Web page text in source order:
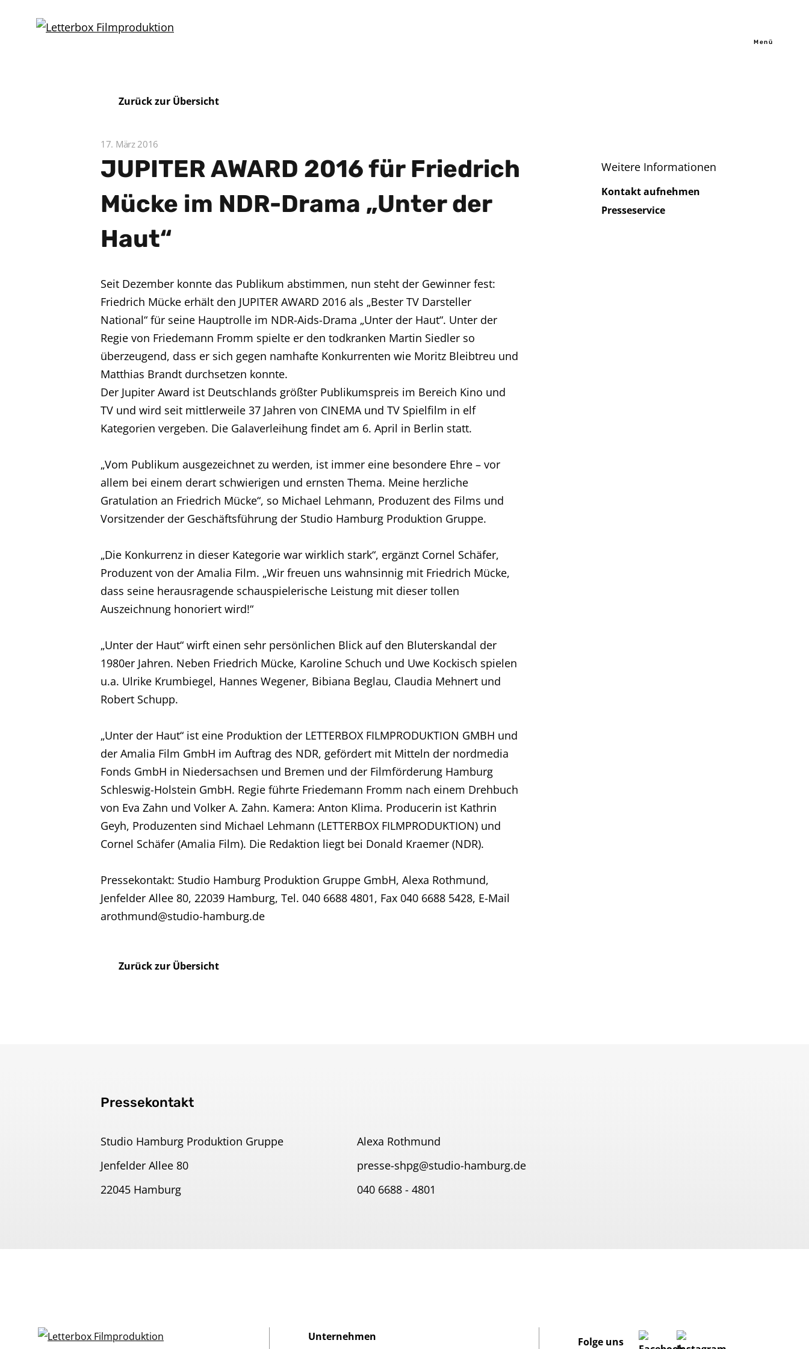
Menü
Zurück zur Übersicht
17. März 2016
JUPITER AWARD 2016 für Friedrich
Mücke im NDR-Drama „Unter der
Haut“
Seit Dezember konnte das Publikum abstimmen, nun steht der Gewinner fest:
Friedrich Mücke erhält den JUPITER AWARD 2016 als „Bester TV Darsteller
National“ für seine Hauptrolle im NDR-Aids-Drama „Unter der Haut“. Unter der
Regie von Friedemann Fromm spielte er den todkranken Martin Siedler so
überzeugend, dass er sich gegen namhafte Konkurrenten wie Moritz Bleibtreu und
Matthias Brandt durchsetzen konnte.
Der Jupiter Award ist Deutschlands größter Publikumspreis im Bereich Kino und
TV und wird seit mittlerweile 37 Jahren von CINEMA und TV Spielfilm in elf
Kategorien vergeben. Die Galaverleihung findet am 6. April in Berlin statt.
„Vom Publikum ausgezeichnet zu werden, ist immer eine besondere Ehre – vor
allem bei einem derart schwierigen und ernsten Thema. Meine herzliche
Gratulation an Friedrich Mücke“, so Michael Lehmann, Produzent des Films und
Vorsitzender der Geschäftsführung der Studio Hamburg Produktion Gruppe.
„Die Konkurrenz in dieser Kategorie war wirklich stark“, ergänzt Cornel Schäfer,
Produzent von der Amalia Film. „Wir freuen uns wahnsinnig mit Friedrich Mücke,
dass seine herausragende schauspielerische Leistung mit dieser tollen
Auszeichnung honoriert wird!“
„Unter der Haut“ wirft einen sehr persönlichen Blick auf den Bluterskandal der
1980er Jahren. Neben Friedrich Mücke, Karoline Schuch und Uwe Kockisch spielen
u.a. Ulrike Krumbiegel, Hannes Wegener, Bibiana Beglau, Claudia Mehnert und
Robert Schupp.
„Unter der Haut“ ist eine Produktion der LETTERBOX FILMPRODUKTION GMBH und
der Amalia Film GmbH im Auftrag des NDR, gefördert mit Mitteln der nordmedia
Fonds GmbH in Niedersachsen und Bremen und der Filmförderung Hamburg
Schleswig-Holstein GmbH. Regie führte Friedemann Fromm nach einem Drehbuch
von Eva Zahn und Volker A. Zahn. Kamera: Anton Klima. Producerin ist Kathrin
Geyh, Produzenten sind Michael Lehmann (LETTERBOX FILMPRODUKTION) und
Cornel Schäfer (Amalia Film). Die Redaktion liegt bei Donald Kraemer (NDR).
Pressekontakt: Studio Hamburg Produktion Gruppe GmbH, Alexa Rothmund,
Jenfelder Allee 80, 22039 Hamburg, Tel. 040 6688 4801, Fax 040 6688 5428, E-Mail
arothmund@studio-hamburg.de
Weitere Informationen
Kontakt aufnehmen
Presseservice
Zurück zur Übersicht
Pressekontakt
Studio Hamburg Produktion Gruppe
Jenfelder Allee 80
22045 Hamburg
Alexa Rothmund
presse-shpg@studio-hamburg.de
040 6688 - 4801
Unternehmen Folge uns
Home
Unternehmen
Produktionen
Presse
Karriere
Kontakt
Impressum